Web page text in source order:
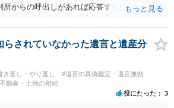
所からの呼出しがあれば応答する可能性がま
思った以上にないので必要書類をてきぱきと
その点是非御注意ください。
らされていなかった遺言と遺産分
き直し・やり直し
#遺言の真偽鑑定・遺言無効
動産・土地の相続
役にたった 3